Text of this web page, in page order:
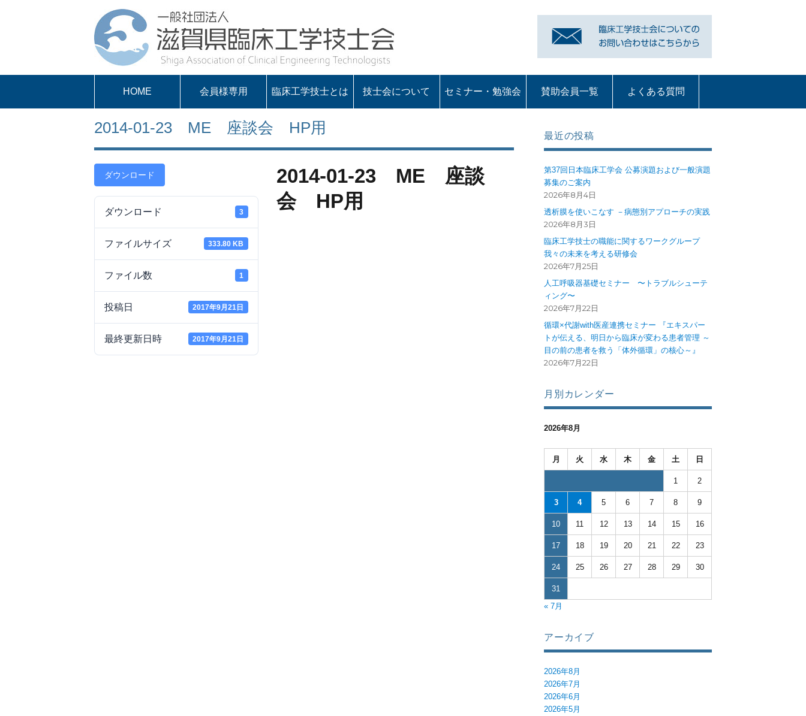
HOME 会員様専用
会員様専用
パスワードを取得
する
求人案内
臨床工学技士とは 技士会について セミナー・勉強会 賛助会員一覧 よくある質問
2014-01-23 ME 座談会 HP用
ダウンロード
ダウンロード 3
ファイルサイズ 333.80 KB
ファイル数 1
投稿日 2017年9月21日
最終更新日時 2017年9月21日
2014-01-23 ME 座談
会 HP用
最近の投稿
第37回日本臨床工学会 公募演題および一般演題
募集のご案内
2026年8月4日
透析膜を使いこなす －病態別アプローチの実践
2026年8月3日
臨床工学技士の職能に関するワークグループ
我々の未来を考える研修会
2026年7月25日
人工呼吸器基礎セミナー 〜トラブルシューテ
ィング〜
2026年7月22日
循環×代謝with医産連携セミナー 『エキスパー
トが伝える、明日から臨床が変わる患者管理 ～
目の前の患者を救う「体外循環」の核心～』
2026年7月22日
月別カレンダー
2026年8月
月 火 水 木 金 土 日
1 2
3 4 5 6 7 8 9
10 11 12 13 14 15 16
17 18 19 20 21 22 23
24 25 26 27 28 29 30
31
« 7月
アーカイブ
2026年8月
2026年7月
2026年6月
2026年5月